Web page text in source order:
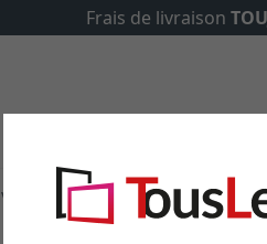
passe-partout